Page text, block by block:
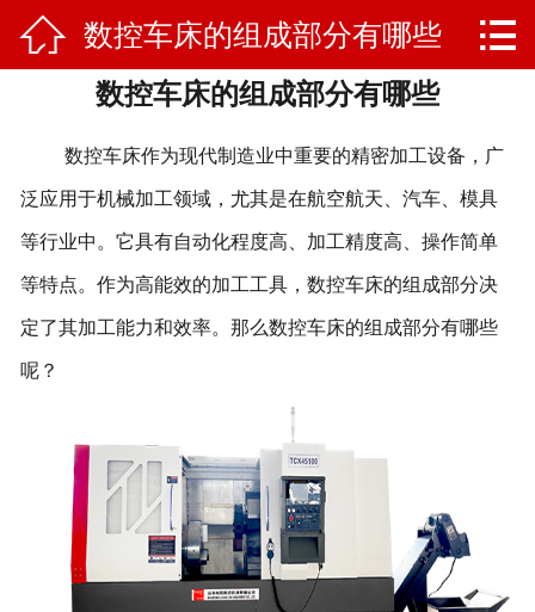
 网站首页
产品中心
新闻资讯
售后反馈
联系我们
关于我们
 数控车床的组成部分有哪些 
数控车床的组成部分有哪些
数控车床作为现代制造业中重要的精密加工设备，广
泛应用于机械加工领域，尤其是在航空航天、汽车、模具
等行业中。它具有自动化程度高、加工精度高、操作简单
等特点。作为高能效的加工工具，数控车床的组成部分决
定了其加工能力和效率。那么数控车床的组成部分有哪些
呢？